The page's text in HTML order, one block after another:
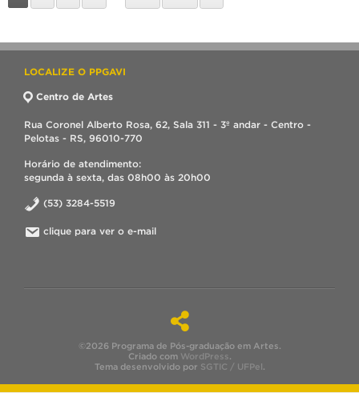
LOCALIZE O PPGAVI
Centro de Artes
Rua Coronel Alberto Rosa, 62, Sala 311 - 3º andar - Centro -
Pelotas - RS, 96010-770
Horário de atendimento:
segunda à sexta, das 08h00 às 20h00
(53) 3284-5519
clique para ver o e-mail
©2026 Programa de Pós-graduação em Artes.
Criado com WordPress.
Tema desenvolvido por SGTIC / UFPel .